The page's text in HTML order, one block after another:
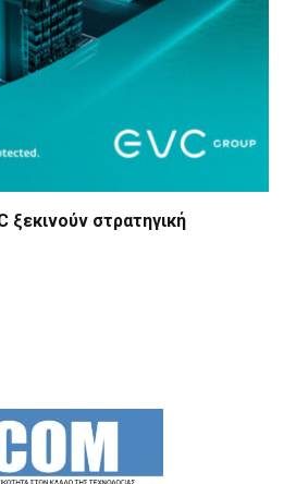
ξεκινούν στρατηγική